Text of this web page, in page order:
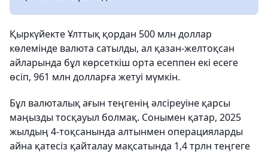
Қыркүйекте Ұлттық қордан 500 млн доллар
көлемінде валюта сатылды, ал қазан-желтоқсан
айларында бұл көрсеткіш орта есеппен екі есеге
өсіп, 961 млн долларға жетуі мүмкін.
Бұл валюталық ағын теңгенің әлсіреуіне қарсы
маңызды тосқауыл болмақ. Сонымен қатар, 2025
жылдың 4-тоқсанында алтынмен операцияларды
айна қатесіз қайталау мақсатында 1,4 трлн теңгеге